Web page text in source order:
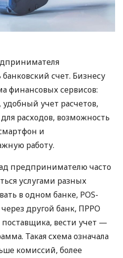
счет. Бизнесу
финансовых сервисов:
учет расчетов,
расходов, возможность
и
работу.
предпринимателю часто
услугами разных
в одном банке, POS-
другой банк, ПРРО
поставщика, вести учет —
Такая схема означала
комиссий, более